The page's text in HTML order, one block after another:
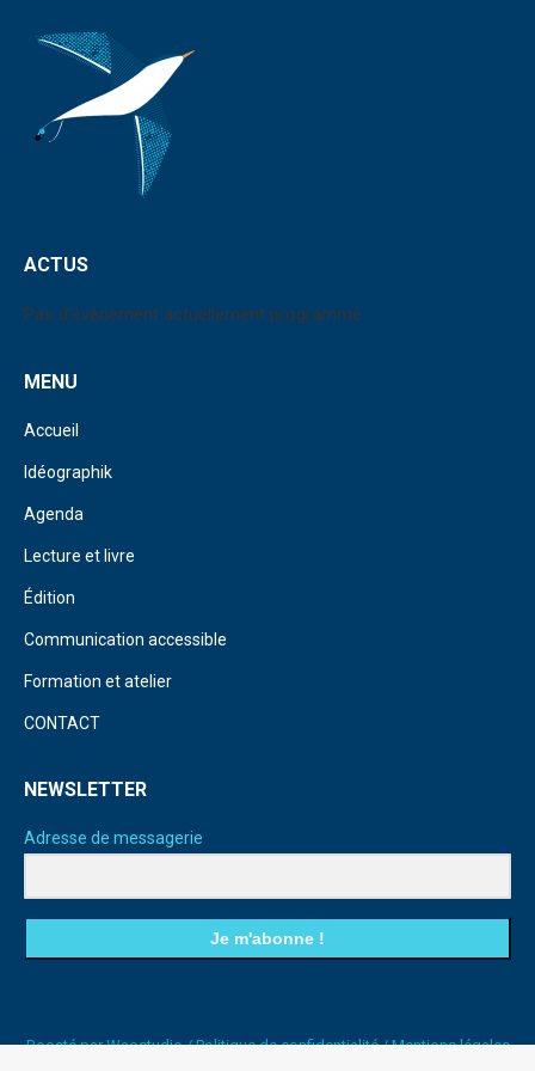
ACTUS
Pas d'événement actuellement programmé.
MENU
Accueil
Idéographik
Agenda
Lecture et livre
Édition
Communication accessible
Formation et atelier
CONTACT
NEWSLETTER
Adresse de messagerie
Je m'abonne !
Boosté parWaostudio/Politique de confidentialité/Mentions légales